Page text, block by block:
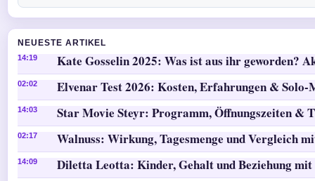
NEUESTE ARTIKEL
14:19 Kate Gosselin 2025: Was ist aus ihr geworden?
02:02 Elvenar Test 2026: Kosten, Erfahrungen & Solo-
14:03 Star Movie Steyr: Programm, Öffnungszeiten &
02:17 Walnuss: Wirkung, Tagesmenge und Vergleich
14:09 Diletta Leotta: Kinder, Gehalt und Beziehung